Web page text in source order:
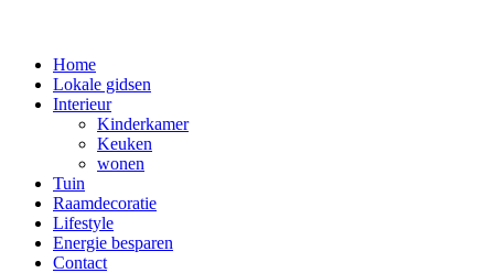
Home
Lokale gidsen
Interieur
Kinderkamer
Keuken
wonen
Tuin
Raamdecoratie
Lifestyle
Energie besparen
Contact